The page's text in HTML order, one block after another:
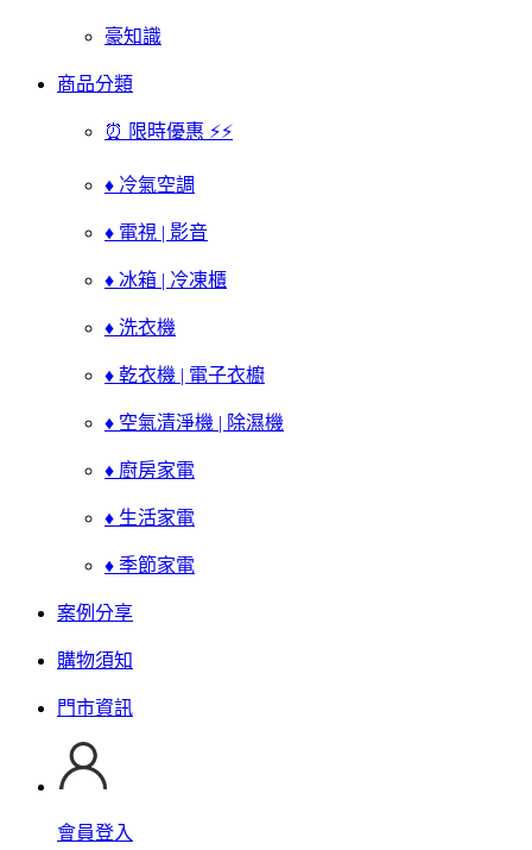
豪知識
商品分類
⏰ 限時優惠 ⚡⚡
♦ 冷氣空調
♦ 電視 | 影音
♦ 冰箱 | 冷凍櫃
♦ 洗衣機
♦ 乾衣機 | 電子衣櫥
♦ 空氣清淨機 | 除濕機
♦ 廚房家電
♦ 生活家電
♦ 季節家電
案例分享
購物須知
門市資訊
會員登入